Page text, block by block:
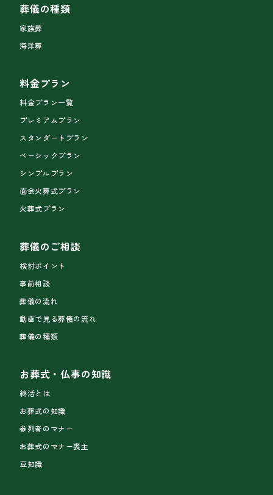
葬儀の種類
家族葬
海洋葬
料金プラン
料金プラン一覧
プレミアムプラン
スタンダートプラン
ベーシックプラン
シンプルプラン
面会火葬式プラン
火葬式プラン
葬儀のご相談
検討ポイント
事前相談
葬儀の流れ
動画で見る葬儀の流れ
葬儀の種類
お葬式・仏事の知識
終活とは
お葬式の知識
参列者のマナー
お葬式のマナー喪主
豆知識